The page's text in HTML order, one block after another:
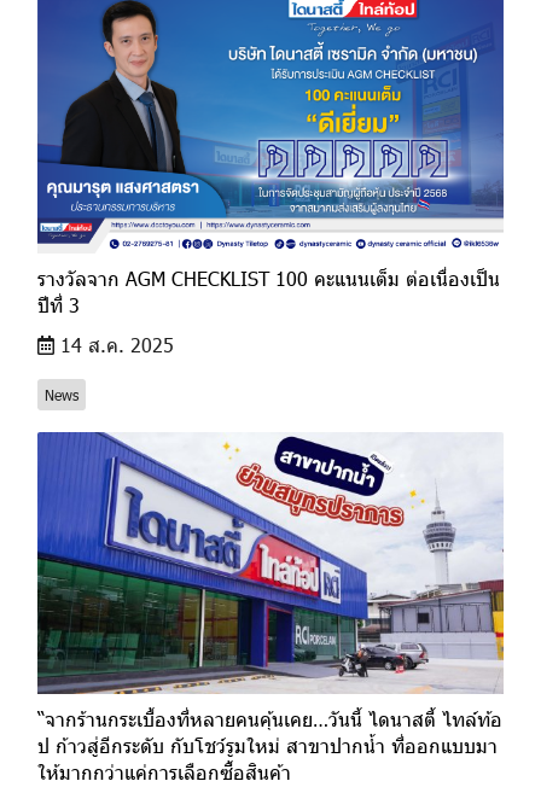
รางวัลจาก AGM CHECKLIST 100 คะแนนเต็ม ต่อเนื่องเป็น
ปีที่ 3
14 ส.ค. 2025
News
“จากร้านกระเบื้องที่หลายคนคุ้นเคย…วันนี้ ไดนาสตี้ ไทล์ท้อ
ป ก้าวสู่อีกระดับ กับโชว์รูมใหม่ สาขาปากน้ำ ที่ออกแบบมา
ให้มากกว่าแค่การเลือกซื้อสินค้า